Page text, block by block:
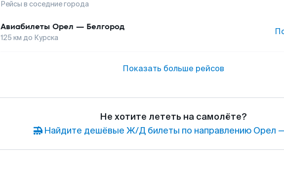
Рейсы в соседние города
Авиабилеты Орел — Белгород
125 км до Курска
Показать больше рейсов
Не хотите лететь на самолёте?
Найдите дешёвые Ж/Д билеты по направлению Орел